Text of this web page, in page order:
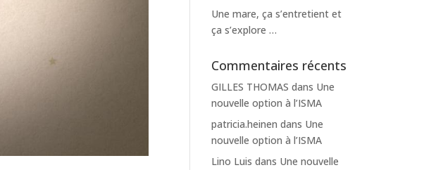
Une mare, ça s’entretient et
ça s’explore …
Commentaires récents
GILLES THOMAS dans Une
nouvelle option à l’ISMA
patricia.heinen dans Une
nouvelle option à l’ISMA
Lino Luis dans Une nouvelle